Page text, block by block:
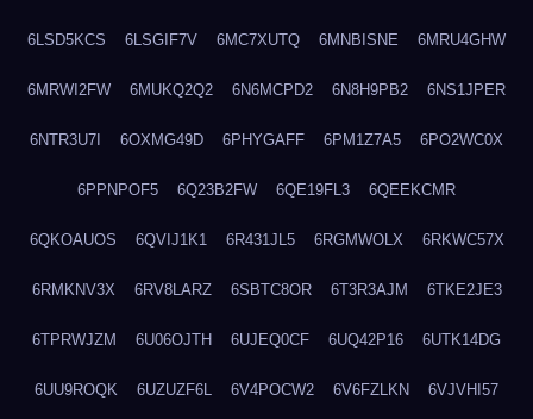
6LSD5KCS 6LSGIF7V 6MC7XUTQ 6MNBISNE 6MRU4GHW
6MRWI2FW 6MUKQ2Q2 6N6MCPD2 6N8H9PB2 6NS1JPER
6NTR3U7I 6OXMG49D 6PHYGAFF 6PM1Z7A5 6PO2WC0X
6PPNPOF5 6Q23B2FW 6QE19FL3 6QEEKCMR
6QKOAUOS 6QVIJ1K1 6R431JL5 6RGMWOLX 6RKWC57X
6RMKNV3X 6RV8LARZ 6SBTC8OR 6T3R3AJM 6TKE2JE3
6TPRWJZM 6U06OJTH 6UJEQ0CF 6UQ42P16 6UTK14DG
6UU9ROQK 6UZUZF6L 6V4POCW2 6V6FZLKN 6VJVHI57